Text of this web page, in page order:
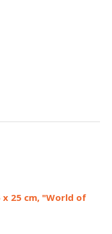
25 cm, "World of